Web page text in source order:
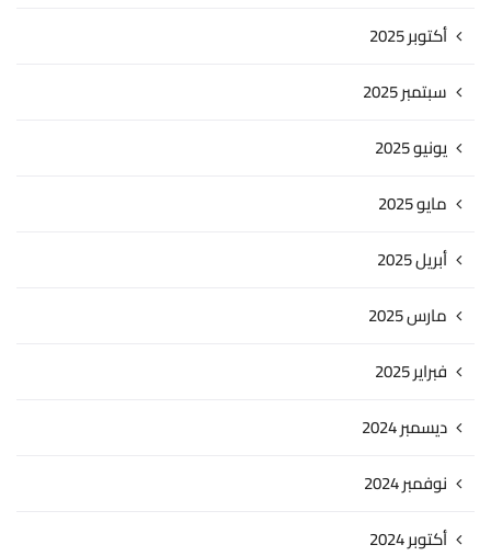
أكتوبر 2025
سبتمبر 2025
يونيو 2025
مايو 2025
أبريل 2025
مارس 2025
فبراير 2025
ديسمبر 2024
نوفمبر 2024
أكتوبر 2024